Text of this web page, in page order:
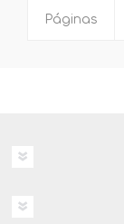
Páginas